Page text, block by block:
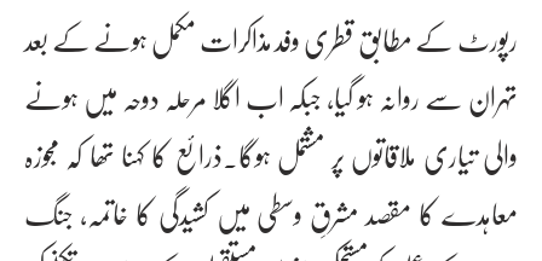
رپورٹ کے مطابق قطری وفد مذاکرات مکمل ہونے کے بعد
تہران سے روانہ ہو گیا، جبکہ اب اگلا مرحلہ دوحہ میں ہونے
والی تیاری ملاقاتوں پر مشتمل ہوگا۔ذرائع کا کہنا تھا کہ مجوزہ
معاہدے کا مقصد مشرقِ وسطی میں کشیدگی کا خاتمہ، جنگ